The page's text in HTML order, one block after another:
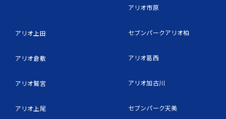
アリオ上田
アリオ倉敷
アリオ鷲宮
アリオ上尾
アリオ市原
セブンパークアリオ柏
アリオ葛西
アリオ加古川
セブンパーク天美